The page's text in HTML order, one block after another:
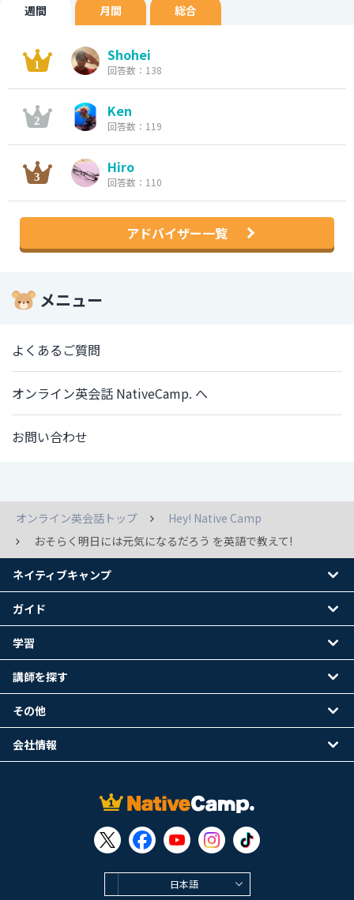
週間 月間 総合
Shohei
回答数：138
Ken
回答数：119
Hiro
回答数：110
アドバイザー一覧
メニュー
よくあるご質問
オンライン英会話 NativeCamp. へ
お問い合わせ
オンライン英会話トップ
Hey! Native Camp
おそらく明日には元気になるだろう を英語で教えて!
日本語
ネイティブキャンプ
ガイド
学習
講師を探す
その他
会社情報